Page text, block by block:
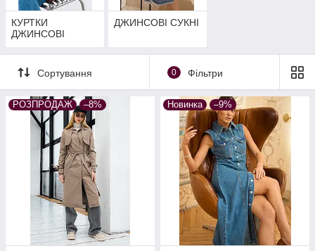
КУРТКИ
ДЖИНСОВІ
ДЖИНСОВІ СУКНІ
Сортування 0 Фільтри
РОЗПРОДАЖ –8% Новинка –9%